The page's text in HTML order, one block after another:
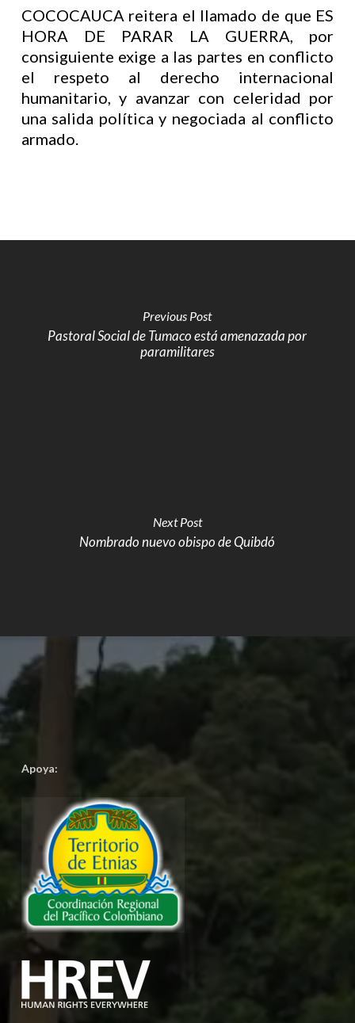
COCOCAUCA reitera el llamado de que ES
HORA DE PARAR LA GUERRA, por
consiguiente exige a las partes en conflicto
el respeto al derecho internacional
humanitario, y avanzar con celeridad por
una salida política y negociada al conflicto
armado.
Previous Post
Pastoral Social de Tumaco está amenazada por
paramilitares
Next Post
Nombrado nuevo obispo de Quibdó
Apoya: